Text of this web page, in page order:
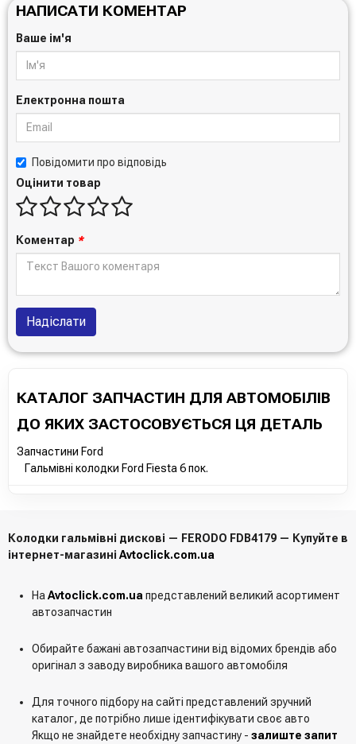
НАПИСАТИ КОМЕНТАР
Ваше ім'я
Електронна пошта
Повідомити про відповідь
Оцінити товар
Коментар *
Надіслати
КАТАЛОГ ЗАПЧАСТИН ДЛЯ АВТОМОБІЛІВ
ДО ЯКИХ ЗАСТОСОВУЄТЬСЯ ЦЯ ДЕТАЛЬ
Запчастини Ford
Гальмівні колодки Ford Fiesta 6 пок.
Колодки гальмівні дискові — FERODO FDB4179 — Купуйте в
інтернет-магазині Avtoclick.com.ua
На Avtoclick.com.ua представлений великий асортимент
автозапчастин
Обирайте бажані автозапчастини від відомих брендів або
оригінал з заводу виробника вашого автомобіля
Для точного підбору на сайті представлений зручний
каталог, де потрібно лише ідентифікувати своє авто
Якщо не знайдете необхідну запчастину - залиште запит